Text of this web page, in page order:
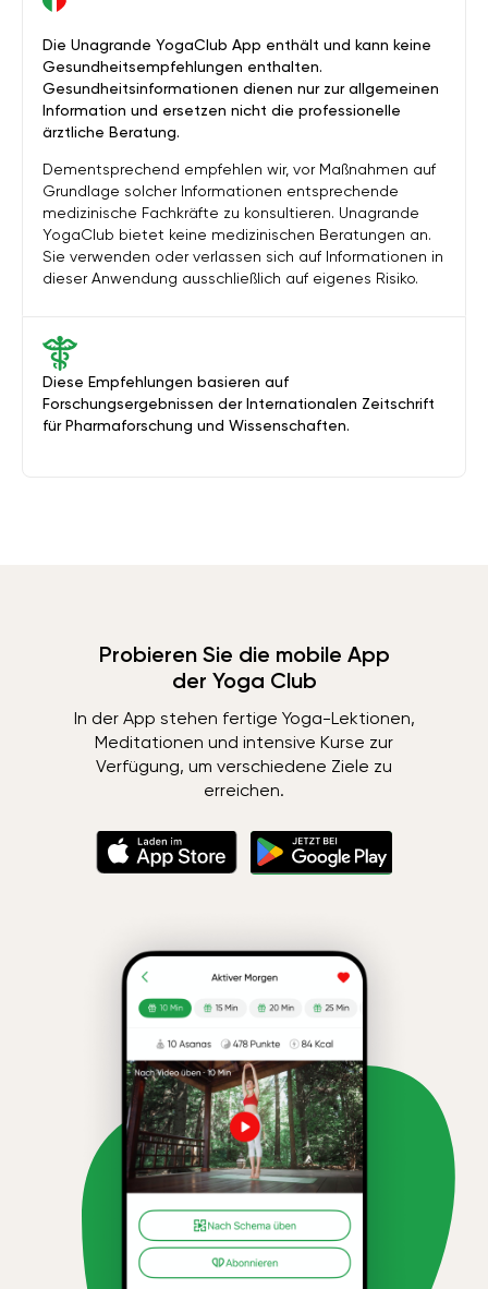
Diese Empfehlungen basieren auf
Forschungsergebnissen der Internationalen Zeitschrift
für Pharmaforschung und Wissenschaften.
Die Unagrande YogaClub App enthält und kann keine
Gesundheitsempfehlungen enthalten.
Gesundheitsinformationen dienen nur zur allgemeinen
Information und ersetzen nicht die professionelle
ärztliche Beratung.
Dementsprechend empfehlen wir, vor Maßnahmen auf
Grundlage solcher Informationen entsprechende
medizinische Fachkräfte zu konsultieren. Unagrande
YogaClub bietet keine medizinischen Beratungen an.
Sie verwenden oder verlassen sich auf Informationen in
dieser Anwendung ausschließlich auf eigenes Risiko.
Probieren Sie die mobile App
der Yoga Club
In der App stehen fertige Yoga-Lektionen,
Meditationen und intensive Kurse zur
Verfügung, um verschiedene Ziele zu
erreichen.